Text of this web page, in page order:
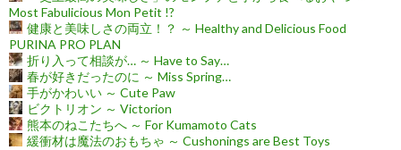
Most Fabulicious Mon Petit !?
健康と美味しさの両立！？ ～ Healthy and Delicious Food
PURINA PRO PLAN
折り入って相談が… ～ Have to Say…
春が好きだったのに ～ Miss Spring…
手がかわいい ～ Cute Paw
ビクトリオン ～ Victorion
熊本のねこたちへ ～ For Kumamoto Cats
緩衝材は魔法のおもちゃ ～ Cushonings are Best Toys